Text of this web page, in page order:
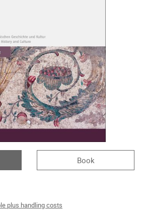
Book
plus handling costs